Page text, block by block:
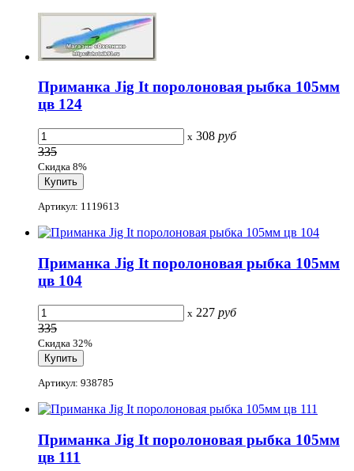
Приманка Jig It поролоновая рыбка 105мм
цв 124
x 308 руб
335
Скидка 8%
Артикул: 1119613
Приманка Jig It поролоновая рыбка 105мм
цв 104
x 227 руб
335
Скидка 32%
Артикул: 938785
Приманка Jig It поролоновая рыбка 105мм
цв 111